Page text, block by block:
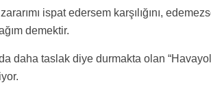
ispat edersem karşılığını,
demektir.
daha taslak diye durmakta olan